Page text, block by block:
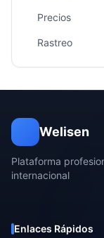
Precios
Rastreo
Welisen
Plataforma
internacional
Enlaces Rápidos